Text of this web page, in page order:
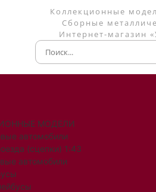
Коллекционные
Сборные
Интернет-магазин
МОДЕЛИ
автомобили
(сцепки) 1:43
автомобили